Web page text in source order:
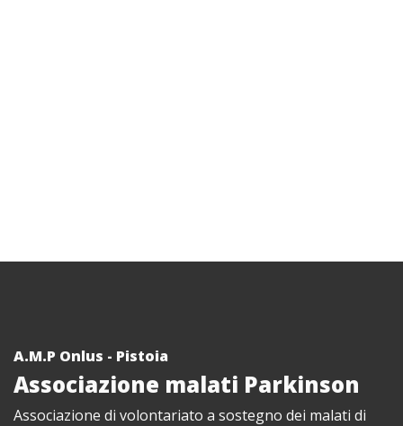
A.M.P Onlus - Pistoia
Associazione malati Parkinson
Associazione di volontariato a sostegno dei malati di